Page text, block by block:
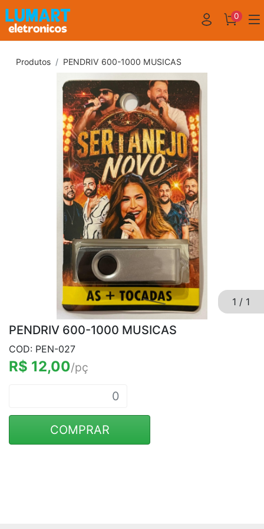
0
Produtos PENDRIV 600-1000 MUSICAS
1 / 1
PENDRIV 600-1000 MUSICAS
COD: PEN-027
R$ 12,00/pç
COMPRAR